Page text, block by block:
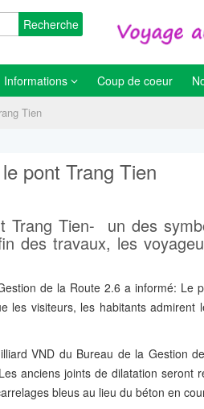
Recherche
Informations Coup de coeur
Tien
pont Trang Tien
Trang Tien- un des
des travaux, les
de la Route 2.6 a informé: Le
les visiteurs, les habitants admirent
VND du Bureau de la Gestion
anciens joints de dilatation seront
bleus au lieu du béton en